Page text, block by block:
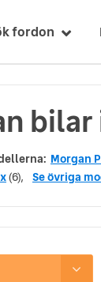
fordon
Morgan
(6), Se övriga